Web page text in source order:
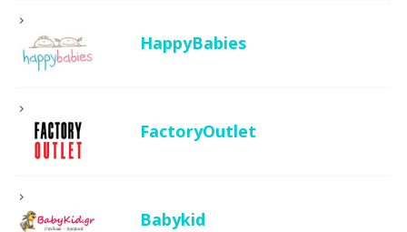
HappyBabies
FactoryOutlet
Babykid